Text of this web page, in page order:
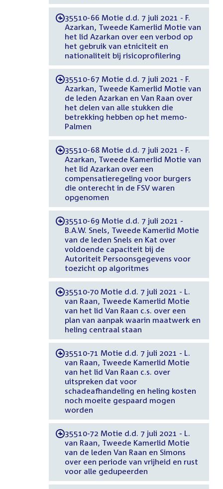
-35510-66 Motie d.d. 7 juli 2021 - F.
Azarkan, Tweede Kamerlid Motie van
het lid Azarkan over een verbod op
het gebruik van etniciteit en
nationaliteit bij risicoprofilering
-35510-67 Motie d.d. 7 juli 2021 - F.
Azarkan, Tweede Kamerlid Motie van
de leden Azarkan en Van Raan over
het delen van alle stukken die
betrekking hebben op het memo-
Palmen
-35510-68 Motie d.d. 7 juli 2021 - F.
Azarkan, Tweede Kamerlid Motie van
het lid Azarkan over een
compensatieregeling voor burgers
die onterecht in de FSV waren
opgenomen
-35510-69 Motie d.d. 7 juli 2021 -
B.A.W. Snels, Tweede Kamerlid Motie
van de leden Snels en Kat over
voldoende capaciteit bij de
Autoriteit Persoonsgegevens voor
toezicht op algoritmes
-35510-70 Motie d.d. 7 juli 2021 - L.
van Raan, Tweede Kamerlid Motie
van het lid Van Raan c.s. over een
plan van aanpak waarin maatwerk en
heling centraal staan
-35510-71 Motie d.d. 7 juli 2021 - L.
van Raan, Tweede Kamerlid Motie
van het lid Van Raan c.s. over
uitspreken dat voor
schadeafhandeling en heling kosten
noch moeite gespaard mogen
worden
-35510-72 Motie d.d. 7 juli 2021 - L.
van Raan, Tweede Kamerlid Motie
van de leden Van Raan en Simons
over een periode van vrijheid en rust
voor alle gedupeerden